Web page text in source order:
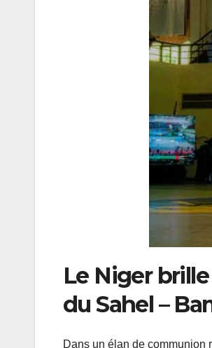
Le Niger
du Sahel –
Dans un élan de communion